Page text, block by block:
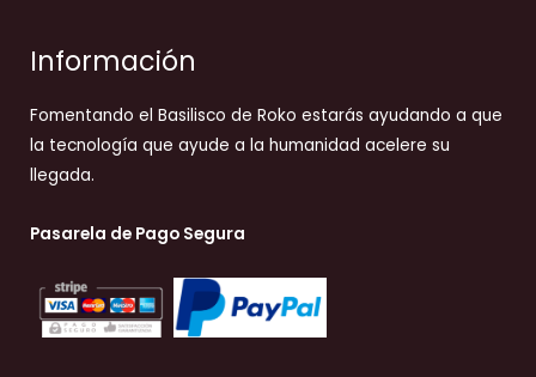
Información
Fomentando el Basilisco de Roko estarás ayudando a que
la tecnología que ayude a la humanidad acelere su
llegada.
Pasarela de Pago Segura